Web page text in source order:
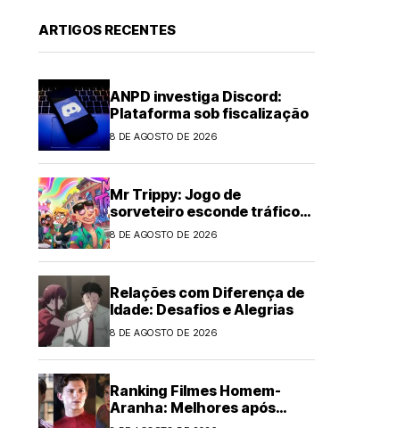
ARTIGOS RECENTES
ANPD investiga Discord:
Plataforma sob fiscalização
8 DE AGOSTO DE 2026
Mr Trippy: Jogo de
sorveteiro esconde tráfico
de drogas
8 DE AGOSTO DE 2026
Relações com Diferença de
Idade: Desafios e Alegrias
8 DE AGOSTO DE 2026
Ranking Filmes Homem-
Aranha: Melhores após
Brand New Day